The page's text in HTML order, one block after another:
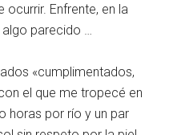
Enfrente, en la
parecido …
«cumplimentados,
el que me tropecé en
horas por río y un par